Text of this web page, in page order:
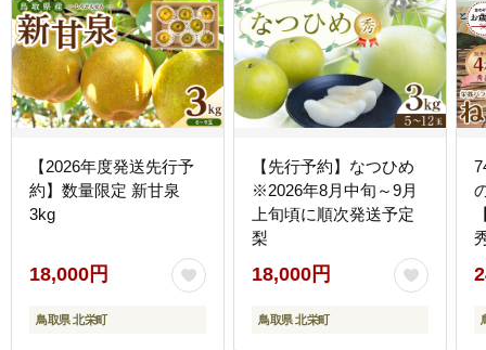
【2026年度発送先行予
約】数量限定 新甘泉
3kg
18,000円
鳥取県 北栄町
【先行予約】なつひめ
※2026年8月中旬～9月
上旬頃に順次発送予定
梨
18,000円
鳥取県 北栄町